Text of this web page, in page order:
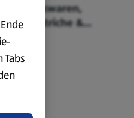
Backwaren,
Aufstriche &